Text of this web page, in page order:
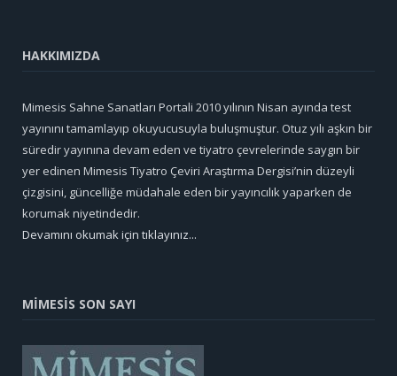
HAKKIMIZDA
Mimesis Sahne Sanatları Portali 2010 yılının Nisan ayında test
yayınını tamamlayıp okuyucusuyla buluşmuştur. Otuz yılı aşkın bir
süredir yayınına devam eden ve tiyatro çevrelerinde saygın bir
yer edinen Mimesis Tiyatro Çeviri Araştırma Dergisi’nin düzeyli
çizgisini, güncelliğe müdahale eden bir yayıncılık yaparken de
korumak niyetindedir.
Devamını okumak için tıklayınız...
MİMESİS SON SAYI